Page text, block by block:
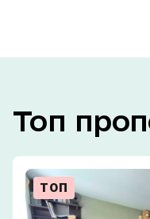
Топ
ТОП